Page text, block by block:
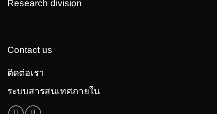
Research division
Contact us
ติดต่อเรา
ระบบสารสนเทศภายใน